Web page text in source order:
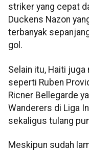
striker yang cepat
Duckens Nazon
terbanyak
gol.
Selain itu, Haiti
seperti Ruben
Ricner Bellegarde
Wanderers di Liga
sekaligus tulang
Meskipun sudah